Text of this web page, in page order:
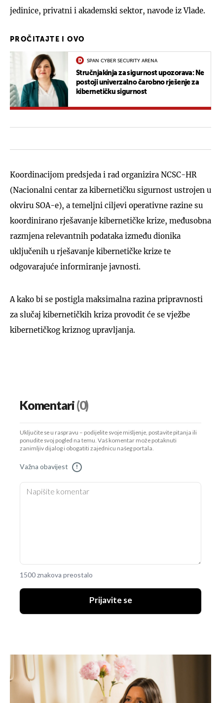
jedinice, privatni i akademski sektor, navode iz Vlade.
PROČITAJTE I OVO
SPAN CYBER SECURITY ARENA
Stručnjakinja za sigurnost upozorava: Ne
postoji univerzalno čarobno rješenje za
kibernetičku sigurnost
Koordinacijom predsjeda i rad organizira NCSC-HR
(Nacionalni centar za kibernetičku sigurnost ustrojen u
okviru SOA-e), a temeljni ciljevi operativne razine su
koordinirano rješavanje kibernetičke krize, međusobna
razmjena relevantnih podataka između dionika
uključenih u rješavanje kibernetičke krize te
odgovarajuće informiranje javnosti.
A kako bi se postigla maksimalna razina pripravnosti
za slučaj kibernetičkih kriza provodit će se vježbe
kibernetičkog kriznog upravljanja.
Komentari(0)
Uključite se u raspravu – podijelite svoje mišljenje, postavite pitanja ili
ponudite svoj pogled na temu. Vaš komentar može potaknuti
zanimljiv dijalog i obogatiti zajednicu našeg portala.
Važna obavijest !
1500 znakova preostalo
Prijavite se